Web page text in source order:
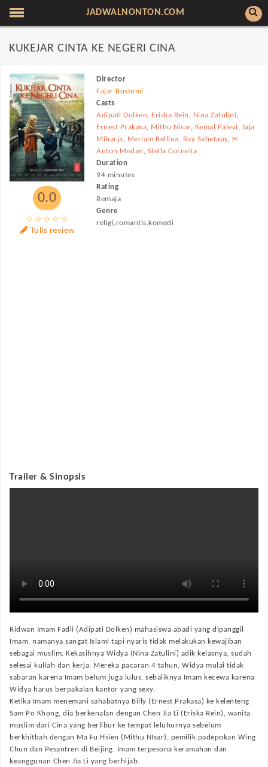
JADWALNONTON.COM
KUKEJAR CINTA KE NEGERI CINA
0.0
Tulis review
Director
Fajar Bustomi
Casts
Adipati Dolken, Eriska Rein , Nina Zatulini,
Ernest Prakasa, Mithu Nisar, Kemal Palevi, Jaja
Miharja, Meriam Bellina, Ray Sahetapy, H
Anton Medan , Stella Cornelia
Duration
94 minutes
Rating
Remaja
Genre
religi,romantis,komedi
Trailer & Sinopsis
Ridwan Imam Fadli (Adipati Dolken) mahasiswa abadi yang dipanggil
Imam, namanya sangat Islami tapi nyaris tidak melakukan kewajiban
sebagai muslim. Kekasihnya Widya (Nina Zatulini) adik kelasnya, sudah
selesai kuliah dan kerja. Mereka pacaran 4 tahun, Widya mulai tidak
sabaran karena Imam belum juga lulus, sebaliknya Imam kecewa karena
Widya harus berpakaian kantor yang sexy.
Ketika Imam menemani sahabatnya Billy (Ernest Prakasa) ke kelenteng
Sam Po Khong, dia berkenalan dengan Chen Jia Li (Eriska Rein), wanita
muslim dari Cina yang berlibur ke tempat leluhurnya sebelum
berkhitbah dengan Ma Fu Hsien (Mithu NIsar), pemilik padepokan Wing
Chun dan Pesantren di Beijing. Imam terpesona keramahan dan
keanggunan Chen Jia Li yang berhijab.